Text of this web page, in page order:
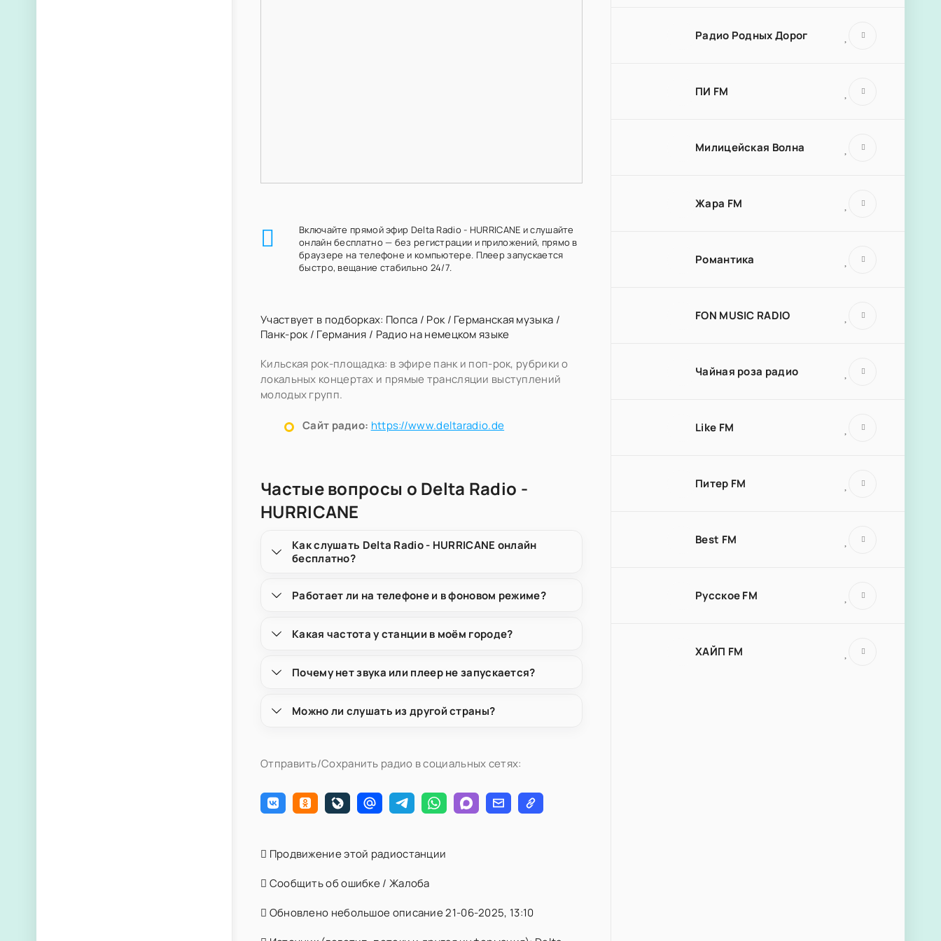
Включайте прямой эфир Delta Radio - HURRICANE и слушайте
онлайн бесплатно — без регистрации и приложений, прямо в
браузере на телефоне и компьютере. Плеер запускается
быстро, вещание стабильно 24/7.
Участвует в подборках: Попса / Рок/ Германская музыка /
Панк-рок/ Германия / Радио на немецком языке
Кильская рок-площадка: в эфире панк и поп-рок, рубрики о
локальных концертах и прямые трансляции выступлений
молодых групп.
Сайт радио: https://www.deltaradio.de
Частые вопросы о Delta Radio -
HURRICANE
Как слушать Delta Radio - HURRICANE онлайн
бесплатно?
Работает ли на телефоне и в фоновом режиме?
Какая частота у станции в моём городе?
Почему нет звука или плеер не запускается?
Можно ли слушать из другой страны?
Отправить/Сохранить радио в социальных сетях:
Продвижение этой радиостанции
Сообщить об ошибке / Жалоба
Обновлено небольшое описание 21-06-2025, 13:10
Радио Родных Дорог
ПИ FM
Милицейская Волна
Жара FM
Романтика
FON MUSIC RADIO
Чайная роза радио
Like FM
Питер FM
Best FM
Русское FM
ХАЙП FM